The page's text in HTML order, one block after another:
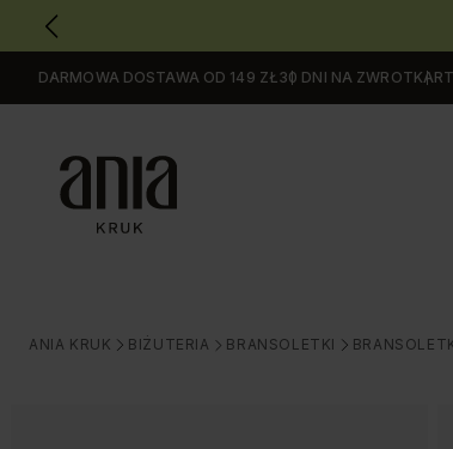
GŁÓWNEJ
ZAWARTOŚCI
MENU
DARMOWA DOSTAWA OD 149 ZŁ30 DNI NA ZWROT
ANIA KRUK
>
BIŻUTERIA
>
BRANSOLETKI
>